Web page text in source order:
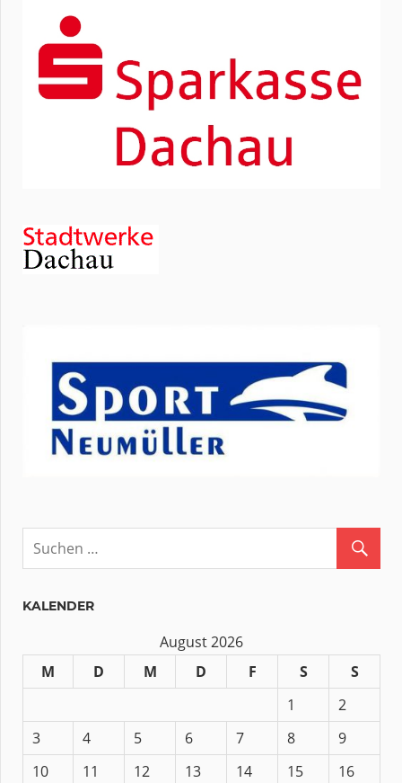
KALENDER
August 2026
M
D M D F S
S
1
2
3
4 5 6 7 8
9
10
11 12 13 14 15 16